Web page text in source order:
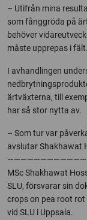
– Utifrån mina
som fånggröda på
behöver
måste upprepas i fält.
I avhandlingen
ärtväxterna, till
har så stor nytta av.
– Som tur var
avslutar Shakhawat
MSc Shakhawat
SLU, försvarar sin
crops on pea root
vid SLU i Uppsala.